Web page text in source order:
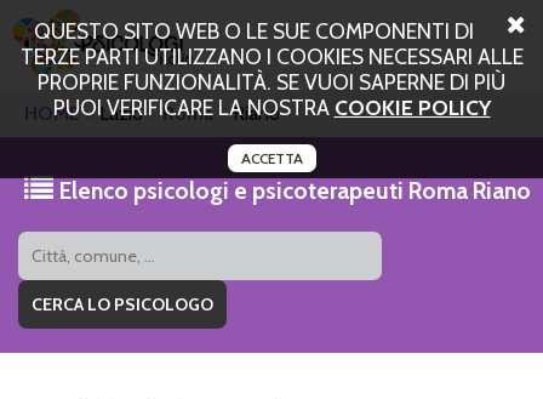
QUESTO SITO WEB O LE SUE COMPONENTI DI
TERZE PARTI UTILIZZANO I COOKIES NECESSARI ALLE
PROPRIE FUNZIONALITÀ. SE VUOI SAPERNE DI PIÙ
PUOI VERIFICARE LA NOSTRA COOKIE POLICY
ACCETTA
HOME Lazio Roma Riano
Elenco psicologi e psicoterapeuti Roma Riano